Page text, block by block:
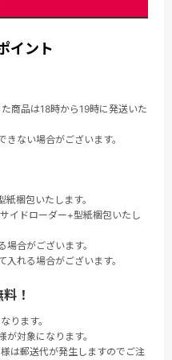
イント
商品は18時から19時に発送いた
ない場合がございます。
梱包いたします。
イドローダー+型紙梱包いたし
合がございます。
れる場合がございます。
！
ります。
対象になります。
は郵送代が発生しますのでご注